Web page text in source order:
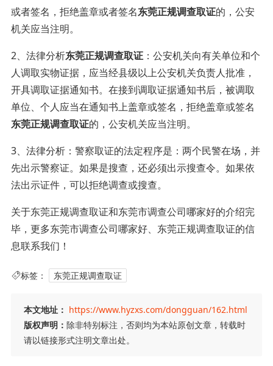
或者签名，拒绝盖章或者签名东莞正规调查取证的，公安
机关应当注明。
2、法律分析东莞正规调查取证：公安机关向有关单位和个
人调取实物证据，应当经县级以上公安机关负责人批准，
开具调取证据通知书。在接到调取证据通知书后，被调取
单位、个人应当在通知书上盖章或签名，拒绝盖章或签名
东莞正规调查取证的，公安机关应当注明。
3、法律分析：警察取证的法定程序是：两个民警在场，并
先出示警察证。如果是搜查，还必须出示搜查令。如果依
法出示证件，可以拒绝调查或搜查。
关于东莞正规调查取证和东莞市调查公司哪家好的介绍完
毕，更多东莞市调查公司哪家好、东莞正规调查取证的信
息联系我们！
标签： 东莞正规调查取证
本文地址： https://www.hyzxs.com/dongguan/162.html
版权声明： 除非特别标注，否则均为本站原创文章，转载时
请以链接形式注明文章出处。